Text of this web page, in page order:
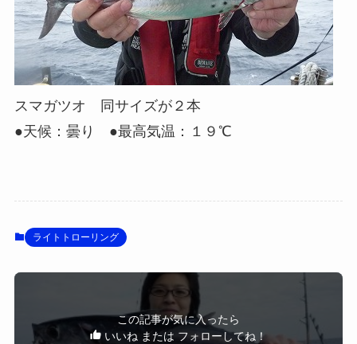
スマガツオ 同サイズが２本
●天候：曇り ●最高気温：１９℃
ライトトローリング
この記事が気に入ったら
いいね または フォローしてね！